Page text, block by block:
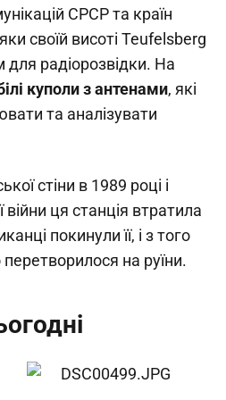
СРСР та країн
своїй висоті Teufelsberg
для радіорозвідки. На
куполи з антенами, які
та аналізувати
стіни в 1989 році і
ця станція втратила
покинули її, і з того
на руїни.